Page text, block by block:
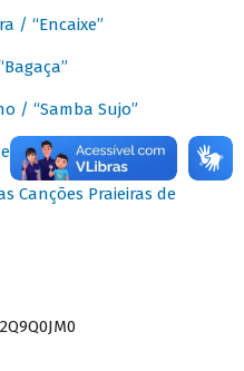
/ “Encaixe”
/ “Samba Sujo”
Pandeiro”
Canções Praieiras de